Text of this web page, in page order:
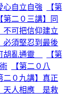
心自立自強
【第
【第二０三講】同
不可把信仰建立
必須堅忍到最後
胡亂通靈
【第
【第二０八
二０九講】真正
天人相應 是救